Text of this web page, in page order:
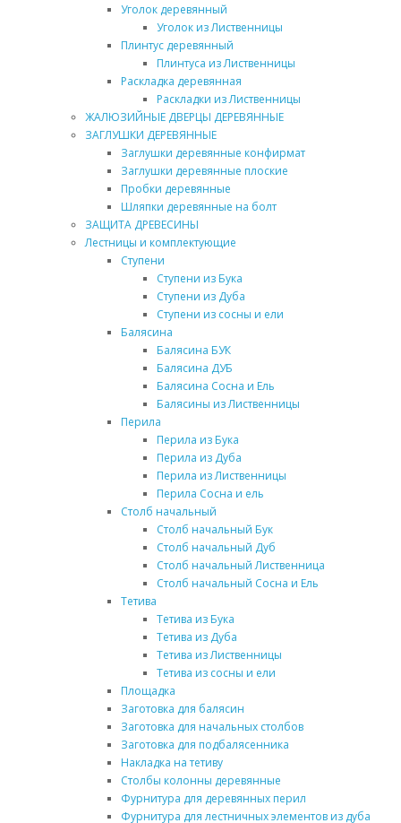
Уголок деревянный
Уголок из Лиственницы
Плинтус деревянный
Плинтуса из Лиственницы
Раскладка деревянная
Раскладки из Лиственницы
ЖАЛЮЗИЙНЫЕ ДВЕРЦЫ ДЕРЕВЯННЫЕ
ЗАГЛУШКИ ДЕРЕВЯННЫЕ
Заглушки деревянные конфирмат
Заглушки деревянные плоские
Пробки деревянные
Шляпки деревянные на болт
ЗАЩИТА ДРЕВЕСИНЫ
Лестницы и комплектующие
Ступени
Ступени из Бука
Ступени из Дуба
Ступени из сосны и ели
Балясина
Балясина БУК
Балясина ДУБ
Балясина Сосна и Ель
Балясины из Лиственницы
Перила
Перила из Бука
Перила из Дуба
Перила из Лиственницы
Перила Сосна и ель
Столб начальный
Столб начальный Бук
Столб начальный Дуб
Столб начальный Лиственница
Столб начальный Сосна и Ель
Тетива
Тетива из Бука
Тетива из Дуба
Тетива из Лиственницы
Тетива из сосны и ели
Площадка
Заготовка для балясин
Заготовка для начальных столбов
Заготовка для подбалясенника
Накладка на тетиву
Столбы колонны деревянные
Фурнитура для деревянных перил
Фурнитура для лестничных элементов из дуба